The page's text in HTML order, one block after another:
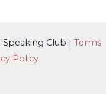
Club | Terms
Policy